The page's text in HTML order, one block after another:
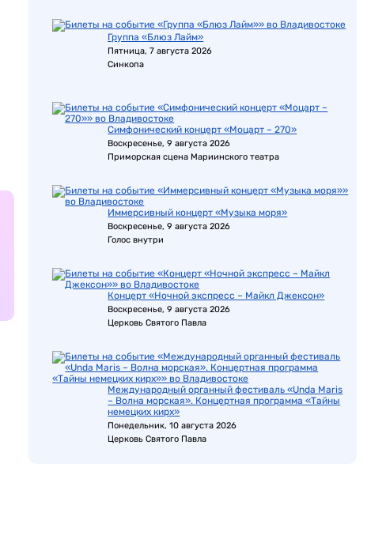
Группа «Блюз Лайм»
Пятница, 7 августа 2026
Синкопа
Симфонический концерт «Моцарт – 270»
Воскресенье, 9 августа 2026
Приморская сцена Мариинского театра
Иммерсивный концерт «Музыка моря»
Воскресенье, 9 августа 2026
Голос внутри
Концерт «Ночной экспресс – Майкл Джексон»
Воскресенье, 9 августа 2026
Церковь Святого Павла
Международный органный фестиваль «Unda Maris
– Волна морская». Концертная программа «Тайны
немецких кирх»
Понедельник, 10 августа 2026
Церковь Святого Павла